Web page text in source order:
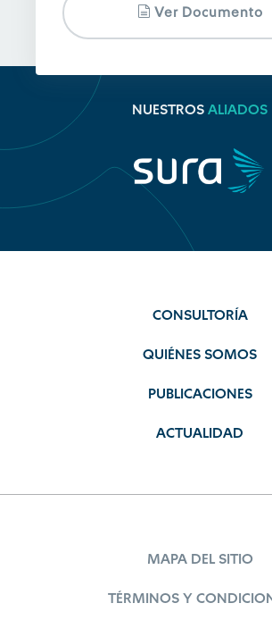
Ver Documento
NUESTROS ALIADOS
CONSULTORÍA
QUIÉNES SOMOS
PUBLICACIONES
ACTUALIDAD
MAPA DEL SITIO
TÉRMINOS Y